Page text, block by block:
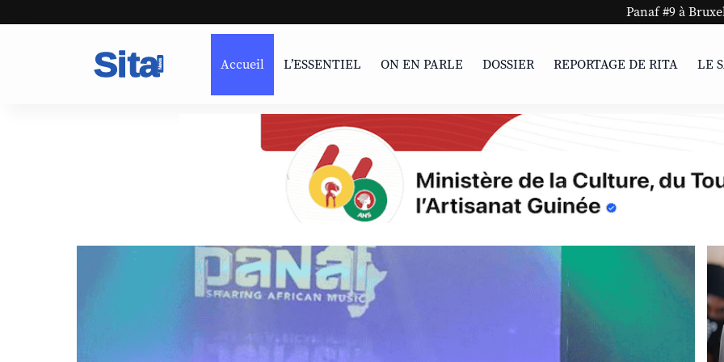
Panaf #9 à Bruxelles et Charleroi !
Accueil L’ESSENTIEL ON EN PARLE DOSSIER REPORTAGE DE RITA LE